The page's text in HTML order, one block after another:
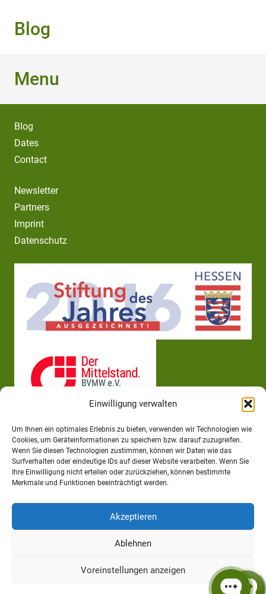
Einwilligung verwalten
Um Ihnen ein optimales Erlebnis zu bieten, verwenden wir Technologien wie
Cookies, um Geräteinformationen zu speichern bzw. darauf zuzugreifen.
Wenn Sie diesen Technologien zustimmen, können wir Daten wie das
Surfverhalten oder eindeutige IDs auf dieser Website verarbeiten. Wenn Sie
Ihre Einwilligung nicht erteilen oder zurückziehen, können bestimmte
Merkmale und Funktionen beeinträchtigt werden.
Akzeptieren
Ablehnen
Voreinstellungen anzeigen
Blog
Menu
Blog
Dates
Contact
Newsletter
Partners
Imprint
Datenschutz